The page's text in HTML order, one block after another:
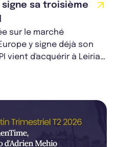
signe sa troisième
sur le marché
y signe déjà son
vient d'acquérir à Leiria,